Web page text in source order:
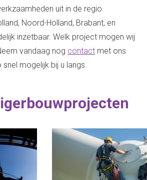
uit in de regio
Noord-Holland, Brabant, en
inzetbaar. Welk project mogen wij
vandaag nog contact met ons
mogelijk bij u langs.